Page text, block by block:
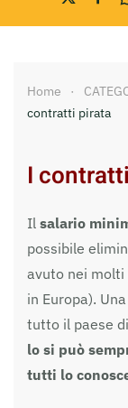
Home
contratti pirata
I
Il salario
possibile
avuto nei molti
in Europa).
tutto il paese
lo si può
tutti lo